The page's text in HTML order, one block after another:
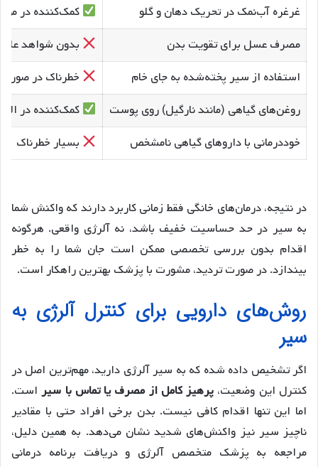
غرغره آب‌نمک در تحریک دهان و گلو
کمک‌کننده در
مصرف عسل برای تقویت بدن
بدون شواهد
استفاده از سیر پخته‌شده به جای خام
خطرناک در
روغن‌های گیاهی (مانند نارگیل) روی پوست
کمک‌کننده در
خوددرمانی با داروهای گیاهی نامشخص
بسیار خطرناک
در نتیجه، درمان‌های خانگی فقط زمانی کاربرد دارند که واکنش شما
به سیر در حد حساسیت خفیف باشد، نه آلرژی واقعی. هرگونه
اقدام بدون بررسی تخصصی ممکن است جان شما را به خطر
بیندازد. در صورت تردید، مشورت با پزشک بهترین راهکار است.
روش‌های دارویی برای کنترل آلرژی به
سیر
اگر تشخیص داده شده که به سیر آلرژی دارید، مهم‌ترین اصل در
کنترل این وضعیت، پرهیز کامل از مصرف یا تماس با سیراست.
اما این تنها اقدام کافی نیست. بدن برخی افراد حتی با مقادیر
ناچیز سیر نیز واکنش‌های شدید نشان می‌دهد. به همین دلیل،
مراجعه به پزشک متخصص آلرژی و دریافت برنامه درمانی